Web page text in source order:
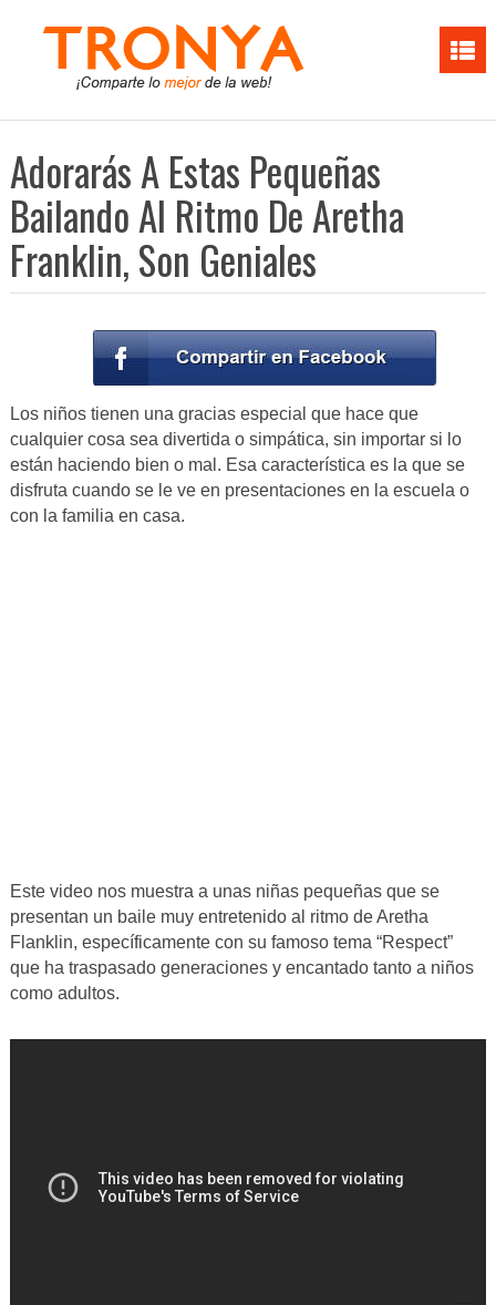
Adorarás A Estas Pequeñas
Bailando Al Ritmo De Aretha
Franklin, Son Geniales
Los niños tienen una gracias especial que hace que
cualquier cosa sea divertida o simpática, sin importar si lo
están haciendo bien o mal. Esa característica es la que se
disfruta cuando se le ve en presentaciones en la escuela o
con la familia en casa.
Este video nos muestra a unas niñas pequeñas que se
presentan un baile muy entretenido al ritmo de Aretha
Flanklin, específicamente con su famoso tema “Respect”
que ha traspasado generaciones y encantado tanto a niños
como adultos.